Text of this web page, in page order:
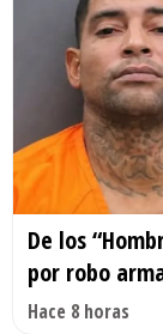
De los
por robo
Hace 8 horas